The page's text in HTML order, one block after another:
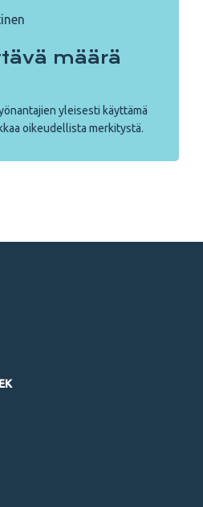
määrä
yleisesti käyttämä
oikeudellista merkitystä.